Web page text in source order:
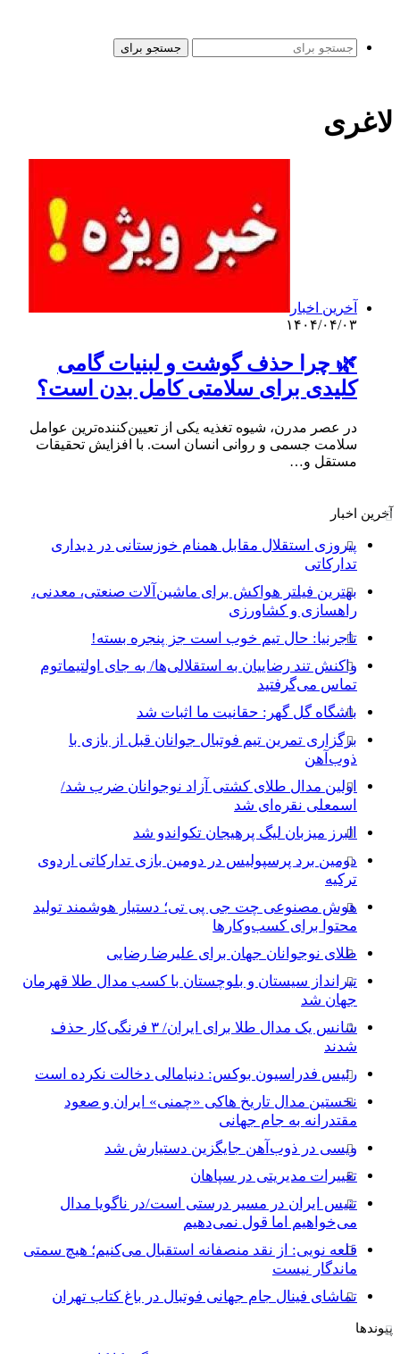
جستجو برای
لاغری
آخرین اخبار
۱۴۰۴/۰۴/۰۳
🌿 چرا حذف گوشت و لبنیات گامی
کلیدی برای سلامتی کامل بدن است؟
در عصر مدرن، شیوه تغذیه یکی از تعیین‌کننده‌ترین عوامل
سلامت جسمی و روانی انسان است. با افزایش تحقیقات
مستقل و…
آخرین اخبار
پیروزی استقلال مقابل همنام خوزستانی در دیداری
تدارکاتی
بهترین فیلتر هواکش برای ماشین‌آلات صنعتی، معدنی،
راهسازی و کشاورزی
تاجرنیا: حال تیم خوب است جز پنجره بسته!
واکنش تند رضاییان به استقلالی‌ها/ به جای اولتیماتوم
تماس می‌گرفتید
باشگاه گل گهر: حقانیت ما اثبات شد
برگزاری تمرین تیم فوتبال جوانان قبل از بازی با
ذوب‌آهن
اولین مدال طلای کشتی آزاد نوجوانان ضرب شد/
اسمعلی نقره‌ای شد
البرز میزبان لیگ پرهیجان تکواندو شد
دومین برد پرسپولیس در دومین بازی تدارکاتی اردوی
ترکیه
هوش مصنوعی چت جی پی تی؛ دستیار هوشمند تولید
محتوا برای کسب‌وکارها
طلای نوجوانان جهان برای علیرضا رضایی
تیرانداز سیستان و بلوچستان با کسب مدال طلا قهرمان
جهان شد
شانس یک مدال طلا برای ایران/ ۳ فرنگی‌کار حذف
شدند
رئیس فدراسیون بوکس: دنیامالی دخالت نکرده است
نخستین مدال تاریخ هاکی «چمنی» ایران و صعود
مقتدرانه به جام جهانی
ویسی در ذوب‌آهن جایگزین دستیارش شد
تغییرات مدیریتی در سپاهان
تنیس ایران در مسیر درستی است/در ناگویا مدال
می‌خواهیم اما قول نمی‌دهیم
قلعه نویی: از نقد منصفانه استقبال می‌کنیم؛ هیچ سمتی
ماندگار نیست
تماشای فینال جام جهانی فوتبال در باغ کتاب تهران
پیوندها